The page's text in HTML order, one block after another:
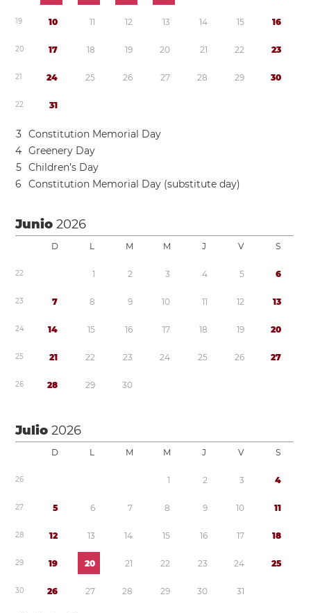
19 10 11 12 13 14 15 16
20 17 18 19 20 21 22 23
21 24 25 26 27 28 29 30
22 31
3 Constitution Memorial Day
4 Greenery Day
5 Children’s Day
6
Constitution Memorial Day (substitute day)
Junio2026
D L M M J V S
22 1 2 3 4 5 6
23 7 8 9 10 11 12 13
24 14 15 16 17 18 19 20
25 21 22 23 24 25 26 27
26 28 29 30
Julio2026
D L M M J V S
26 1 2 3 4
27 5 6 7 8 9 10 11
28 12 13 14 15 16 17 18
29 19 20 21 22 23 24 25
30 26 27 28 29 30 31